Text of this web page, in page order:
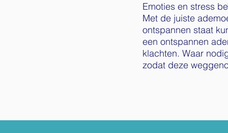
Emoties en stress
​Met de juiste
ontspannen staat
een ontspannen
klachten. Waar
zodat deze